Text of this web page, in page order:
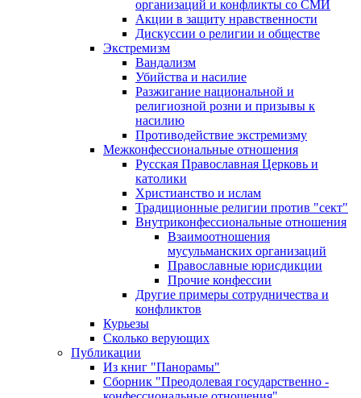
организаций и конфликты со СМИ
Акции в защиту нравственности
Дискуссии о религии и обществе
Экстремизм
Вандализм
Убийства и насилие
Разжигание национальной и
религиозной розни и призывы к
насилию
Противодействие экстремизму
Межконфессиональные отношения
Русская Православная Церковь и
католики
Христианство и ислам
Традиционные религии против "сект"
Внутриконфессиональные отношения
Взаимоотношения
мусульманских организаций
Православные юрисдикции
Прочие конфессии
Другие примеры сотрудничества и
конфликтов
Курьезы
Сколько верующих
Публикации
Из книг "Панорамы"
Сборник "Преодолевая государственно -